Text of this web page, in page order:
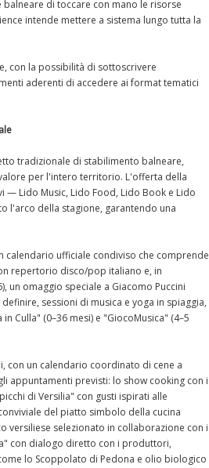
di toccare con mano le risorse
intende mettere a sistema lungo tutta la
con la possibilità di sottoscrivere
aderenti di accedere ai format tematici
tradizionale di stabilimento balneare,
per l'intero territorio. L'offerta della
Lido Music, Lido Food, Lido Book e Lido
l'arco della stagione, garantendo una
calendario ufficiale condiviso che comprende
repertorio disco/pop italiano e, in
un omaggio speciale a Giacomo Puccini
sessioni di musica e yoga in spiaggia,
Culla" (0–36 mesi) e "GiocoMusica" (4–5
con un calendario coordinato di cene a
appuntamenti previsti: lo show cooking con i
di Versilia" con gusti ispirati alle
del piatto simbolo della cucina
versiliese selezionato in collaborazione con i
con dialogo diretto con i produttori,
lo Scoppolato di Pedona e olio biologico